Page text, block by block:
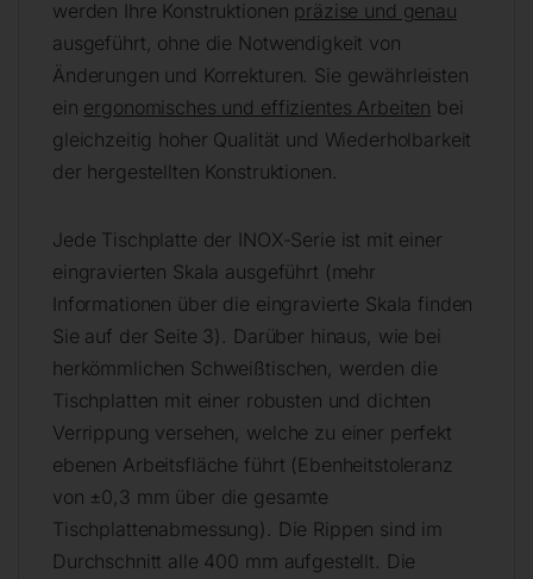
werden Ihre Konstruktionen präzise und genau
ausgeführt, ohne die Notwendigkeit von
Änderungen und Korrekturen. Sie gewährleisten
ein ergonomisches und effizientes Arbeiten bei
gleichzeitig hoher Qualität und Wiederholbarkeit
der hergestellten Konstruktionen.
Jede Tischplatte der INOX-Serie ist mit einer
eingravierten Skala ausgeführt (mehr
Informationen über die eingravierte Skala finden
Sie auf der Seite 3). Darüber hinaus, wie bei
herkömmlichen Schweißtischen, werden die
Tischplatten mit einer robusten und dichten
Verrippung versehen, welche zu einer perfekt
ebenen Arbeitsfläche führt (Ebenheitstoleranz
von ±0,3 mm über die gesamte
Tischplattenabmessung). Die Rippen sind im
Durchschnitt alle 400 mm aufgestellt. Die